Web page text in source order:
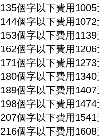
135個字以下費用1005
144個字以下費用1072
153個字以下費用1139
162個字以下費用1206
171個字以下費用1273
180個字以下費用1340
189個字以下費用1407
198個字以下費用1474
207個字以下費用1541
216個字以下費用1608